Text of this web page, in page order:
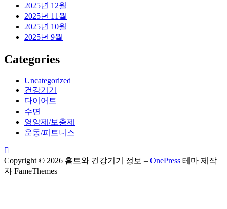
2025년 12월
2025년 11월
2025년 10월
2025년 9월
Categories
Uncategorized
건강기기
다이어트
수면
영양제/보충제
운동/피트니스
Copyright © 2026 홈트와 건강기기 정보 – OnePress 테마 제작
자 FameThemes